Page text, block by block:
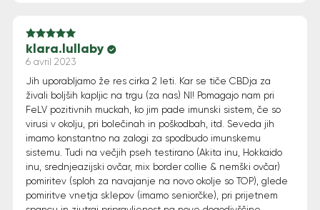
Note5 sur 5
klara.lullaby
6 avril 2023
Jih uporabljamo že res cirka 2 leti. Kar se tiče CBDja za
živali boljših kapljic na trgu (za nas) NI! Pomagajo nam pri
FeLV pozitivnih muckah, ko jim pade imunski sistem, če so
virusi v okolju, pri bolečinah in poškodbah, itd. Seveda jih
imamo konstantno na zalogi za spodbudo imunskemu
sistemu. Tudi na večjih pseh testirano (Akita inu, Hokkaido
inu, srednjeazijski ovčar, mix border collie & nemški ovčar)
pomiritev (sploh za navajanje na novo okolje so TOP), glede
pomiritve vnetja sklepov (imamo seniorčke), pri prijetnem